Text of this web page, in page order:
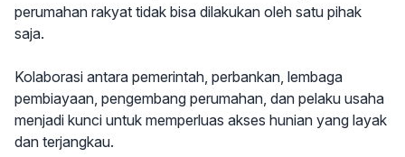
perumahan rakyat tidak bisa dilakukan oleh satu pihak
saja.
Kolaborasi antara pemerintah, perbankan, lembaga
pembiayaan, pengembang perumahan, dan pelaku usaha
menjadi kunci untuk memperluas akses hunian yang layak
dan terjangkau.